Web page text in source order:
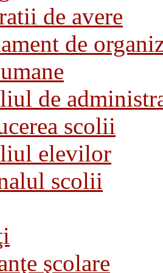
de avere
de
de
scolii
elevilor
scolii
şcolare